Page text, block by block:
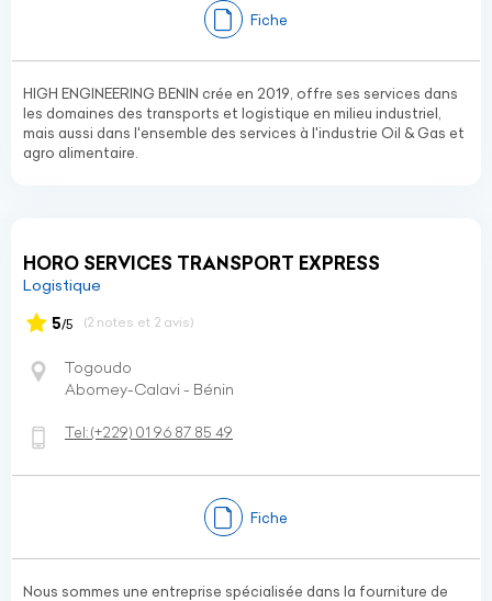
Fiche
HIGH ENGINEERING BENIN crée en 2019, offre ses services dans
les domaines des transports et logistique en milieu industriel,
mais aussi dans l'ensemble des services à l'industrie Oil & Gas et
agro alimentaire.
HORO SERVICES TRANSPORT EXPRESS
Logistique
5/5 (2 notes et 2 avis)
Togoudo
Abomey-Calavi - Bénin
Tel:(+229) 01 96 87 85 49
Fiche
Nous sommes une entreprise spécialisée dans la fourniture de